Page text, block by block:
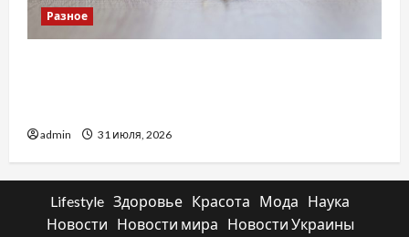
Разное
admin 31 июля, 2026
Lifestyle Здоровье Красота Мода
Наука
Новости
Новости мира
Новости Украины